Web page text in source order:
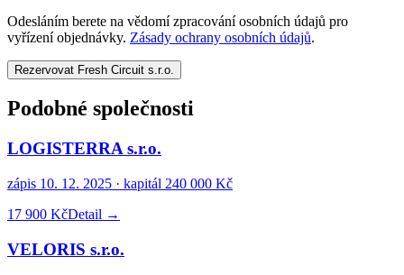
Odesláním berete na vědomí zpracování osobních údajů pro
vyřízení objednávky. Zásady ochrany osobních údajů.
Rezervovat Fresh Circuit s.r.o.
Podobné společnosti
LOGISTERRA s.r.o.
zápis 10. 12. 2025 · kapitál 240 000 Kč
17 900 KčDetail →
VELORIS s.r.o.